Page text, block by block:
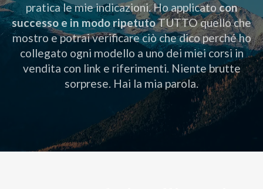
pratica le mie indicazioni. Ho applicatocon
successo e in modo ripetutoTUTTO quello che
mostro e potrai verificare ciò che dico perché ho
collegato ogni modello a uno dei miei corsi in
vendita con link e riferimenti. Niente brutte
sorprese. Hai la mia parola.